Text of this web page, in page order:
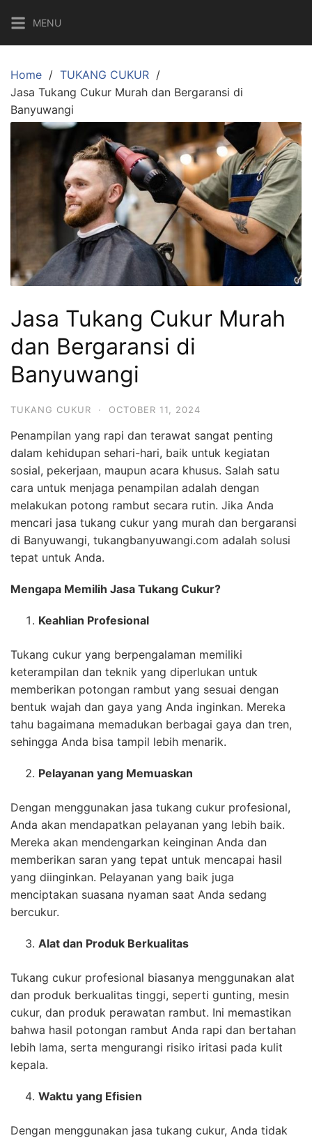
MENU
Home
TUKANG CUKUR
Jasa Tukang Cukur Murah dan Bergaransi di
Banyuwangi
Jasa Tukang Cukur Murah
dan Bergaransi di
Banyuwangi
TUKANG CUKUR · OCTOBER 11, 2024
Penampilan yang rapi dan terawat sangat penting
dalam kehidupan sehari-hari, baik untuk kegiatan
sosial, pekerjaan, maupun acara khusus. Salah satu
cara untuk menjaga penampilan adalah dengan
melakukan potong rambut secara rutin. Jika Anda
mencari jasa tukang cukur yang murah dan bergaransi
di Banyuwangi, tukangbanyuwangi.com adalah solusi
tepat untuk Anda.
Mengapa Memilih Jasa Tukang Cukur?
Keahlian Profesional
Tukang cukur yang berpengalaman memiliki
keterampilan dan teknik yang diperlukan untuk
memberikan potongan rambut yang sesuai dengan
bentuk wajah dan gaya yang Anda inginkan. Mereka
tahu bagaimana memadukan berbagai gaya dan tren,
sehingga Anda bisa tampil lebih menarik.
Pelayanan yang Memuaskan
Dengan menggunakan jasa tukang cukur profesional,
Anda akan mendapatkan pelayanan yang lebih baik.
Mereka akan mendengarkan keinginan Anda dan
memberikan saran yang tepat untuk mencapai hasil
yang diinginkan. Pelayanan yang baik juga
menciptakan suasana nyaman saat Anda sedang
bercukur.
Alat dan Produk Berkualitas
Tukang cukur profesional biasanya menggunakan alat
dan produk berkualitas tinggi, seperti gunting, mesin
cukur, dan produk perawatan rambut. Ini memastikan
bahwa hasil potongan rambut Anda rapi dan bertahan
lebih lama, serta mengurangi risiko iritasi pada kulit
kepala.
Waktu yang Efisien
Dengan menggunakan jasa tukang cukur, Anda tidak